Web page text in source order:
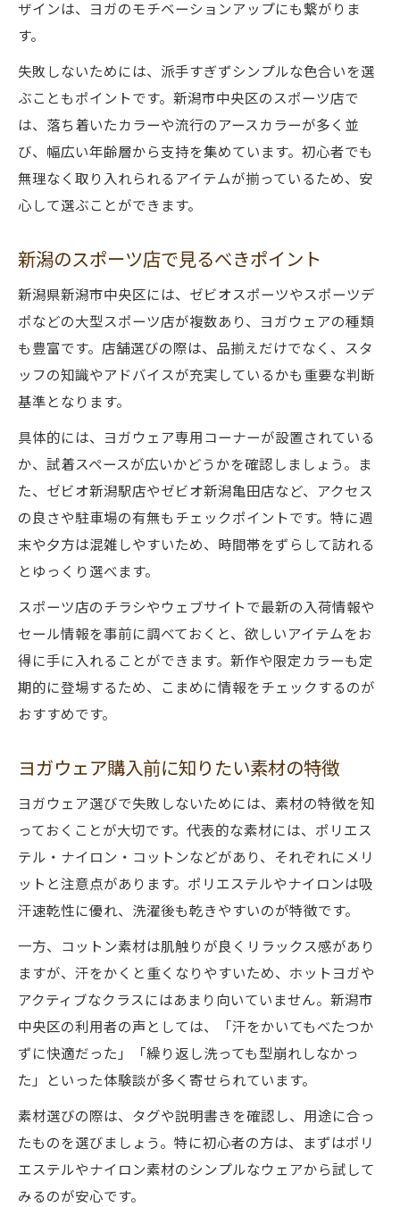
ザインは、ヨガのモチベーションアップにも繋がりま
す。
失敗しないためには、派手すぎずシンプルな色合いを選
ぶこともポイントです。新潟市中央区のスポーツ店で
は、落ち着いたカラーや流行のアースカラーが多く並
び、幅広い年齢層から支持を集めています。初心者でも
無理なく取り入れられるアイテムが揃っているため、安
心して選ぶことができます。
新潟のスポーツ店で見るべきポイント
新潟県新潟市中央区には、ゼビオスポーツやスポーツデ
ポなどの大型スポーツ店が複数あり、ヨガウェアの種類
も豊富です。店舗選びの際は、品揃えだけでなく、スタ
ッフの知識やアドバイスが充実しているかも重要な判断
基準となります。
具体的には、ヨガウェア専用コーナーが設置されている
か、試着スペースが広いかどうかを確認しましょう。ま
た、ゼビオ新潟駅店やゼビオ新潟亀田店など、アクセス
の良さや駐車場の有無もチェックポイントです。特に週
末や夕方は混雑しやすいため、時間帯をずらして訪れる
とゆっくり選べます。
スポーツ店のチラシやウェブサイトで最新の入荷情報や
セール情報を事前に調べておくと、欲しいアイテムをお
得に手に入れることができます。新作や限定カラーも定
期的に登場するため、こまめに情報をチェックするのが
おすすめです。
ヨガウェア購入前に知りたい素材の特徴
ヨガウェア選びで失敗しないためには、素材の特徴を知
っておくことが大切です。代表的な素材には、ポリエス
テル・ナイロン・コットンなどがあり、それぞれにメリ
ットと注意点があります。ポリエステルやナイロンは吸
汗速乾性に優れ、洗濯後も乾きやすいのが特徴です。
一方、コットン素材は肌触りが良くリラックス感があり
ますが、汗をかくと重くなりやすいため、ホットヨガや
アクティブなクラスにはあまり向いていません。新潟市
中央区の利用者の声としては、「汗をかいてもべたつか
ずに快適だった」「繰り返し洗っても型崩れしなかっ
た」といった体験談が多く寄せられています。
素材選びの際は、タグや説明書きを確認し、用途に合っ
たものを選びましょう。特に初心者の方は、まずはポリ
エステルやナイロン素材のシンプルなウェアから試して
みるのが安心です。